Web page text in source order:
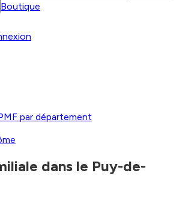
Boutique
par département
dans le Puy-de-